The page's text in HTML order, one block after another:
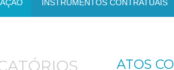
INSTRUMENTOS CONTRATUAIS
ATOS